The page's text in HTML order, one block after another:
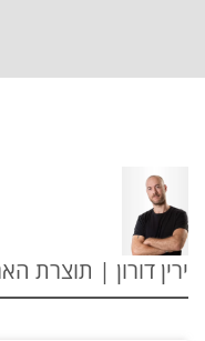
ירין דורון | תוצרת